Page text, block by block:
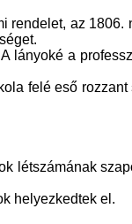
rendelet, az
lányoké a
felé eső
létszámának
helyezkedtek el.